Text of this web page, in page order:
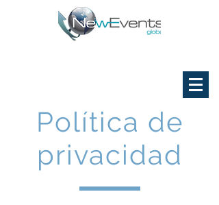
Política de
privacidad